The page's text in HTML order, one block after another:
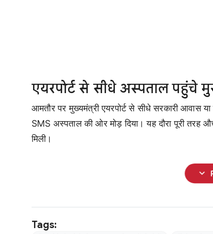
एयरपोर्ट से सीधे अस्पताल पहुंचे
आमतौर पर मुख्यमंत्री एयरपोर्ट से सीधे सरकारी आवास
SMS अस्पताल की ओर मोड़ दिया। यह दौरा पूरी
मिली।
expand_more
Tags: